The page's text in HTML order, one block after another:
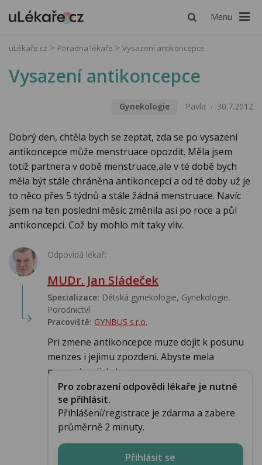
Menu
uLékaře.cz Poradna lékaře Vysazení antikoncepce
Vysazení antikoncepce
Gynekologie Pavla 30.7.2012
Dobrý den, chtěla bych se zeptat, zda se po vysazení
antikoncepce může menstruace opozdit. Měla jsem
totiž partnera v době menstruace,ale v té době bych
měla být stále chráněna antikoncepcí a od té doby už je
to něco přes 5 týdnů a stále žádná menstruace. Navíc
jsem na ten poslední měsíc změnila asi po roce a půl
antikoncepci. Což by mohlo mít taky vliv.
Odpovídá lékař:
MUDr. Jan Sládeček
Specializace: Dětská gynekologie, Gynekologie,
Porodnictví
Pracoviště: GYNBUS s.r.o.
Pri zmene antikoncepce muze dojit k posunu
menzes i jejimu zpozdeni. Abyste mela
naprostou jistotu, ...
Pro zobrazení odpovědi lékaře je nutné
se přihlásit.
Přihlášení/registrace je zdarma a zabere
průměrně 2 minuty.
Přihlásit se